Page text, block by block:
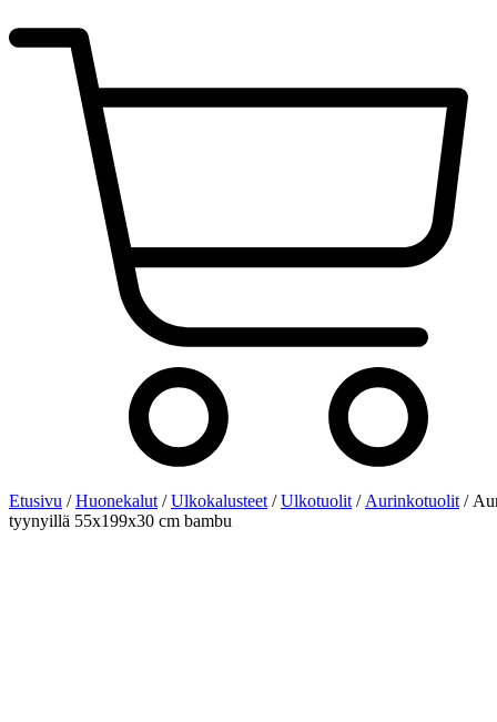
Etusivu /Huonekalut /Ulkokalusteet /Ulkotuolit / Aurinkotuolit /
tyynyillä 55x199x30 cm bambu